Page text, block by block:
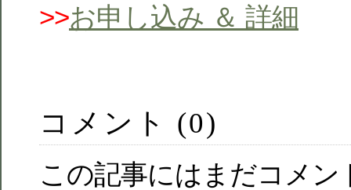
>>お申し込み ＆ 詳細
コメント (0)
この記事にはまだコメ